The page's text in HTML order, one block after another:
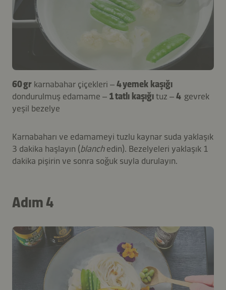
60 gr karnabahar çiçekleri –4 yemek kaşığı
dondurulmuş edamame – 1 tatlı kaşığıtuz –4 gevrek
yeşil bezelye
Karnabaharı ve edamameyi tuzlu kaynar suda yaklaşık
3 dakika haşlayın (blanchedin). Bezelyeleri yaklaşık 1
dakika pişirin ve sonra soğuk suyla durulayın.
Adım 4